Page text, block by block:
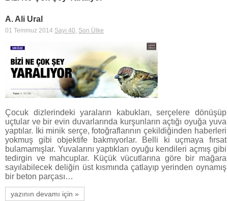
A. Ali Ural
01 Temmuz 2014 Sayı 40, Son Ülke
Çocuk dizlerindeki yaraların kabukları, serçelere dönüşüp
uçtular ve bir evin duvarlarında kurşunların açtığı oyuğa yuva
yaptılar. İki minik serçe, fotoğraflarının çekildiğinden haberleri
yokmuş gibi objektife bakmıyorlar. Belli ki uçmaya fırsat
bulamamışlar. Yuvalarını yaptıkları oyuğu kendileri açmış gibi
tedirgin ve mahcuplar. Küçük vücutlarına göre bir mağara
sayılabilecek deliğin üst kısmında çatlayıp yerinden oynamış
bir beton parçası…
yazının devamı için »